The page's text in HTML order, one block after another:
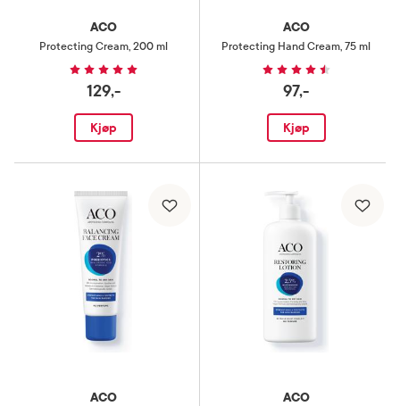
ACO
Protecting Cream, 200 ml
129,-
Kjøp
ACO
Protecting Hand Cream, 75 ml
97,-
Kjøp
ACO ACO